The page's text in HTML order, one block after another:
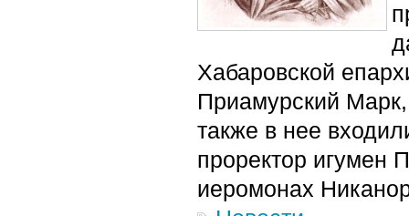
Хабаровской
Приамурский
также в нее
проректор игумен
иеромонах